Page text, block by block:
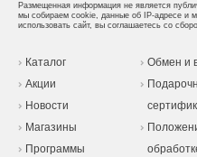
Размещенная информация не является
мы собираем cookie, данные об IP-адресе и
использовать сайт, вы соглашаетесь со
Каталог
Акции
Новости
Магазины
Программы
Обмен и